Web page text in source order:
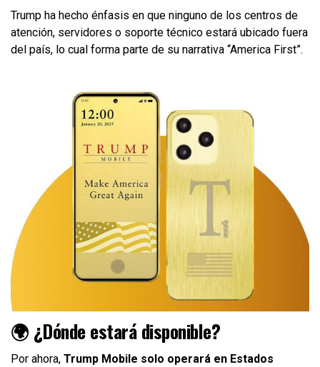
Trump ha hecho énfasis en que ninguno de los centros de
atención, servidores o soporte técnico estará ubicado fuera
del país, lo cual forma parte de su narrativa “America First”.
🌍 ¿Dónde estará disponible?
Por ahora, Trump Mobile solo operará en Estados